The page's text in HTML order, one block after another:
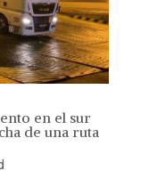
en el sur
de una ruta